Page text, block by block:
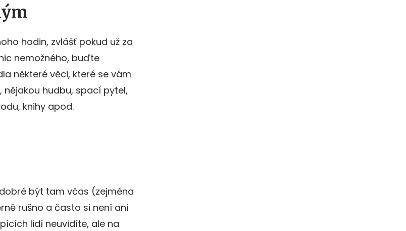
hodin, zvlášť pokud už za
nemožného, buďte
některé věci, které se vám
hudbu, spací pytel,
knihy apod.
být tam včas (zejména
rušno a často si není ani
lidí neuvidíte, ale na